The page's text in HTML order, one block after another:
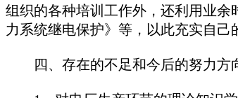
组织的各种培训工作外，还利用业
力系统继电保护》等，以此充实自己
四、存在的不足和今后的努力方